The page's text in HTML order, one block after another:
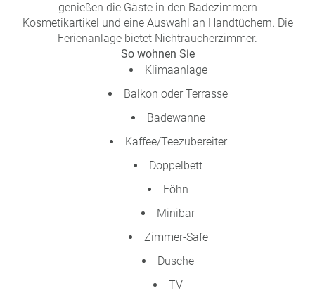
genießen die Gäste in den Badezimmern
Kosmetikartikel und eine Auswahl an Handtüchern. Die
Ferienanlage bietet Nichtraucherzimmer.
So wohnen Sie
Klimaanlage
Balkon oder Terrasse
Badewanne
Kaffee/Teezubereiter
Doppelbett
Föhn
Minibar
Zimmer-Safe
Dusche
TV